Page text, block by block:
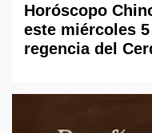
Horóscopo
este miércoles
regencia del